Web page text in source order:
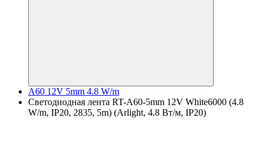
A60 12V 5mm 4.8 W/m
Светодиодная лента RT-A60-5mm 12V White6000 (4.8
W/m, IP20, 2835, 5m) (Arlight, 4.8 Вт/м, IP20)